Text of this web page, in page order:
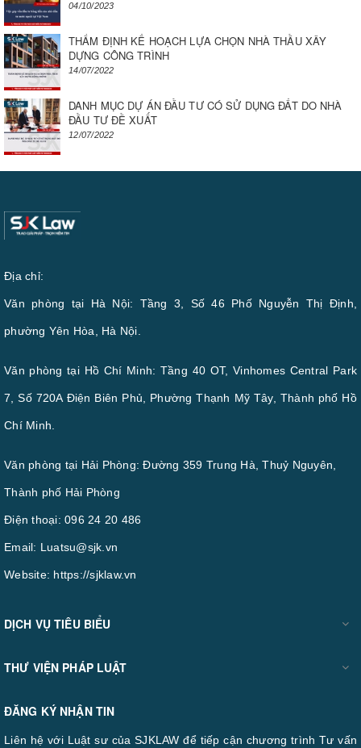
04/10/2023
THẨM ĐỊNH KẾ HOẠCH LỰA CHỌN NHÀ THẦU XÂY
DỰNG CÔNG TRÌNH
14/07/2022
DANH MỤC DỰ ÁN ĐẦU TƯ CÓ SỬ DỤNG ĐẤT DO NHÀ
ĐẦU TƯ ĐỀ XUẤT
12/07/2022
Địa chỉ:
Văn phòng tại Hà Nội: Tầng 3, Số 46 Phố Nguyễn Thị Định,
phường Yên Hòa, Hà Nội.
Văn phòng tại Hồ Chí Minh: Tầng 40 OT, Vinhomes Central Park
7, Số 720A Điện Biên Phủ, Phường Thạnh Mỹ Tây, Thành phố Hồ
Chí Minh.
Văn phòng tại Hải Phòng: Đường 359 Trung Hà, Thuỷ Nguyên,
Thành phố Hải Phòng
Điện thoại: 096 24 20 486
Email: Luatsu@sjk.vn
Website: https://sjklaw.vn
DỊCH VỤ TIÊU BIỂU
THƯ VIỆN PHÁP LUẬT
ĐĂNG KÝ NHẬN TIN
Liên hệ với Luật sư của SJKLAW để tiếp cận chương trình Tư vấn